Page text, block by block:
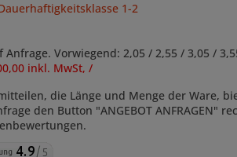
1-2
Vorwiegend: 2,05 / 2,55 / 3,05 /
inkl. MwSt, /
die Länge und Menge der Ware,
den Button "ANGEBOT ANFRAGEN"